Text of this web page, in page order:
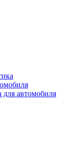
для автомобиля